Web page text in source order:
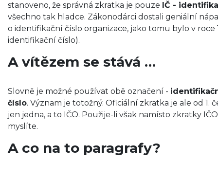
stanoveno, že správná zkratka je pouze IČ -
všechno tak hladce. Zákonodárci dostali geniální
o identifikační číslo organizace, jako tomu bylo v roce
identifikační číslo).
A vítězem se stává …
Slovně je možné používat obě označení -
číslo. Význam je totožný. Oficiální zkratka je ale od
jen jedna, a to IČO. Použije-li však namísto zkratky
myslíte.
A co na to paragrafy?